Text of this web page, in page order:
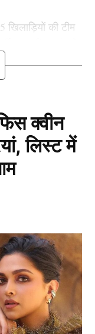
की टीम
बीच होने वाली
एक युवा बल्लेबाज
आंध्र प्रदेश के
बी टीम में चुना गया
क्वीन
लिस्ट में